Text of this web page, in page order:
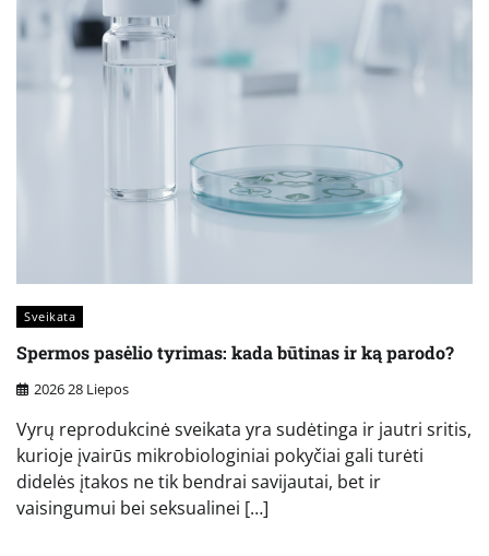
Sveikata
Spermos pasėlio tyrimas: kada būtinas ir ką parodo?
2026 28 Liepos
Vyrų reprodukcinė sveikata yra sudėtinga ir jautri sritis,
kurioje įvairūs mikrobiologiniai pokyčiai gali turėti
didelės įtakos ne tik bendrai savijautai, bet ir
vaisingumui bei seksualinei […]